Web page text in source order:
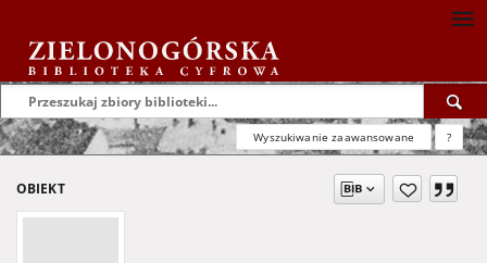
Wyszukiwanie zaawansowane ?
OBIEKT